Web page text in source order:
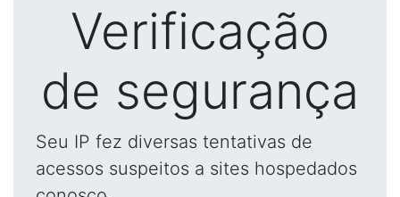
Verificação
de segurança
Seu IP fez diversas tentativas de
acessos suspeitos a sites hospedados